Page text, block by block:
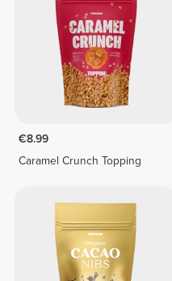
€8.99
Caramel Crunch Topping